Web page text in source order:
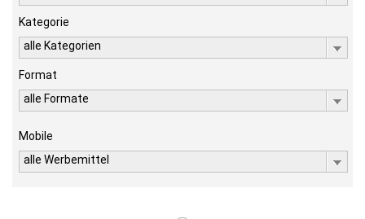
Kategorie
alle Kategorien
Format
alle Formate
Mobile
alle Werbemittel